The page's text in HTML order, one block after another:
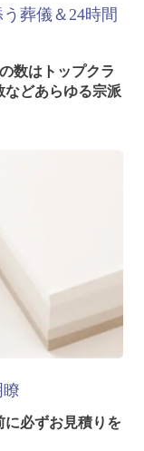
葬儀＆24時間
数はトップクラ
などあらゆる宗派
に必ずお見積りを